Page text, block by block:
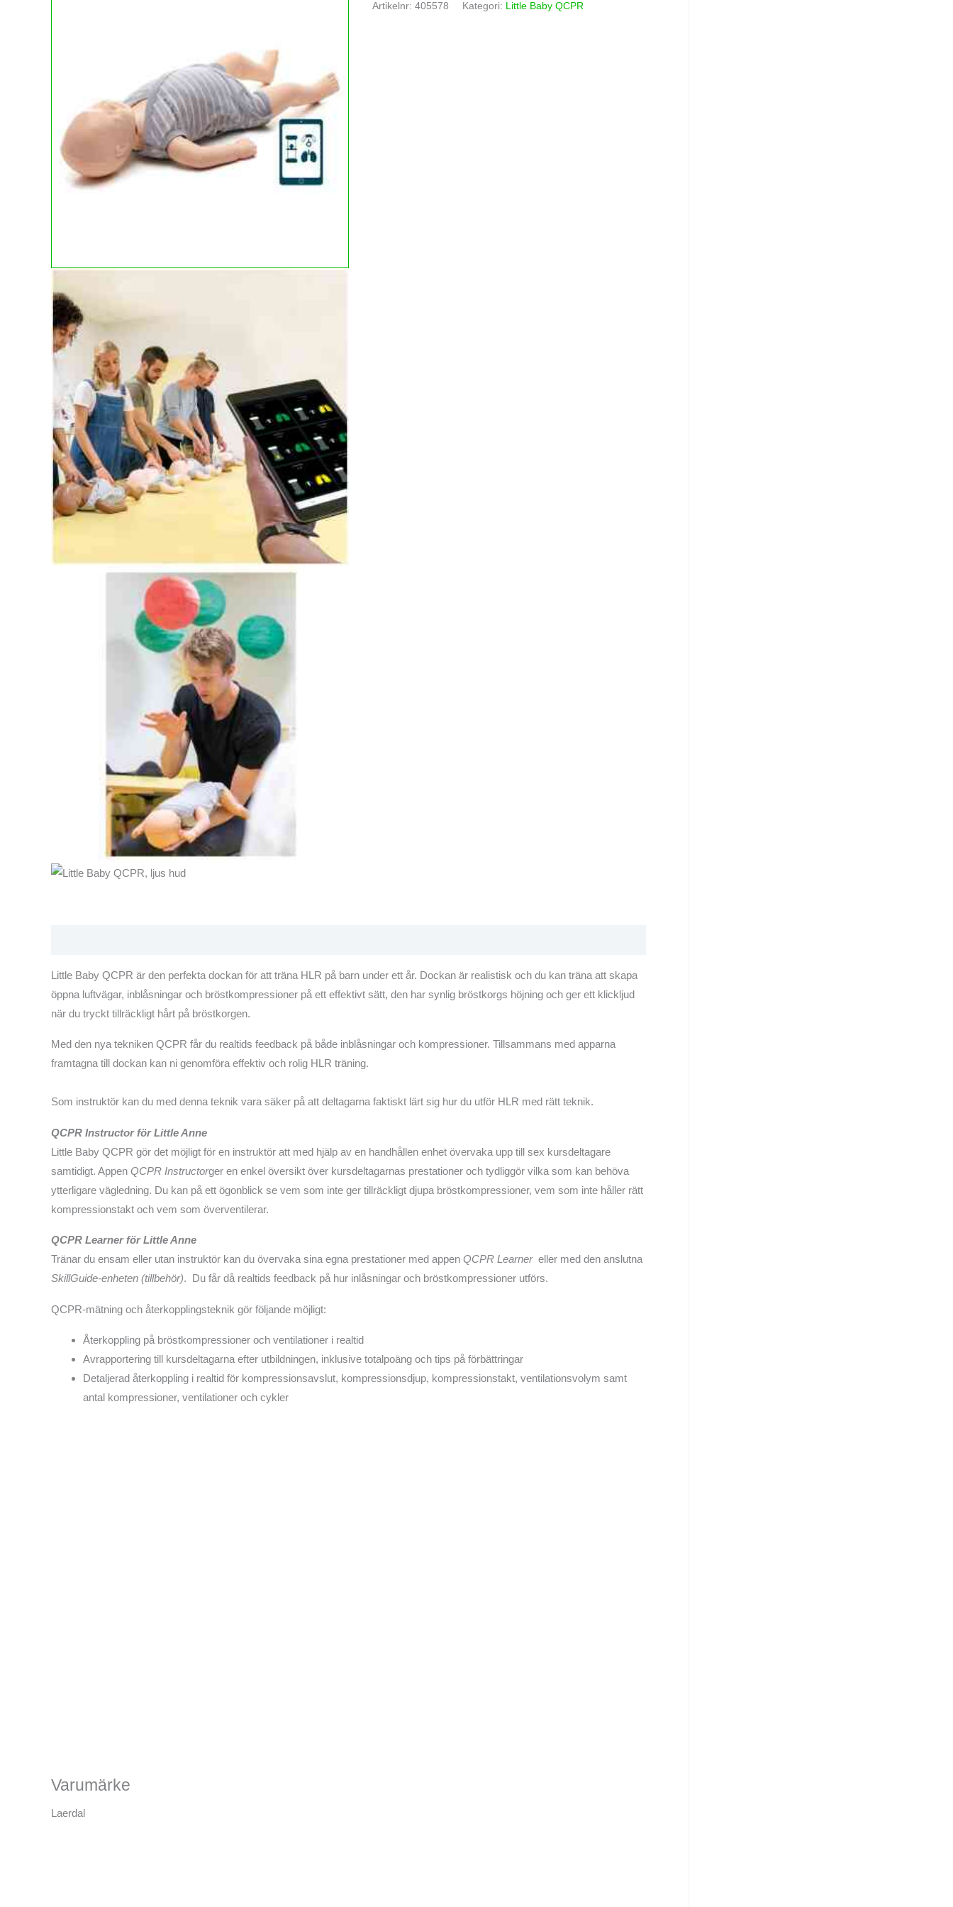
Artikelnr:405578 Kategori: Little Baby QCPR
Little Baby QCPR är den perfekta dockan för att träna HLR på barn under ett år. Dockan är realistisk och du kan träna att skapa
öppna luftvägar, inblåsningar och bröstkompressioner på ett effektivt sätt, den har synlig bröstkorgs höjning och ger ett klickljud
när du tryckt tillräckligt hårt på bröstkorgen.
Med den nya tekniken QCPR får du realtids feedback på både inblåsningar och kompressioner. Tillsammans med apparna
framtagna till dockan kan ni genomföra effektiv och rolig HLR träning.
Som instruktör kan du med denna teknik vara säker på att deltagarna faktiskt lärt sig hur du utför HLR med rätt teknik.
QCPR Instructor för Little Anne
Little Baby QCPR gör det möjligt för en instruktör att med hjälp av en handhållen enhet övervaka upp till sex kursdeltagare
samtidigt. Appen QCPR Instructorger en enkel översikt över kursdeltagarnas prestationer och tydliggör vilka som kan behöva
ytterligare vägledning. Du kan på ett ögonblick se vem som inte ger tillräckligt djupa bröstkompressioner, vem som inte håller rätt
kompressionstakt och vem som överventilerar.
QCPR Learner för Little Anne
Tränar du ensam eller utan instruktör kan du övervaka sina egna prestationer med appen QCPR Learner eller med den anslutna
SkillGuide-enheten (tillbehör). Du får då realtids feedback på hur inlåsningar och bröstkompressioner utförs.
QCPR-mätning och återkopplingsteknik gör följande möjligt:
Återkoppling på bröstkompressioner och ventilationer i realtid
Avrapportering till kursdeltagarna efter utbildningen, inklusive totalpoäng och tips på förbättringar
Detaljerad återkoppling i realtid för kompressionsavslut, kompressionsdjup, kompressionstakt, ventilationsvolym samt
antal kompressioner, ventilationer och cykler
Varumärke
Laerdal